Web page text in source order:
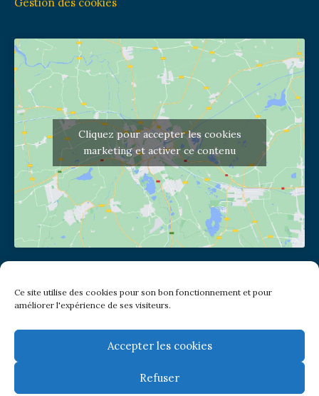
Ce site utilise des cookies pour son bon fonctionnement et pour
améliorer l'expérience de ses visiteurs.
Accepter les cookies
Refuser
Cliquez pour accepter les cookies
marketing et activer ce contenu
(pas de courrier à cette adresse)
2 place Jules Joffrin - 75018
Metro: Jules Joffrin ou Simplon
Bus : Mairie du XVIII
Newsletter